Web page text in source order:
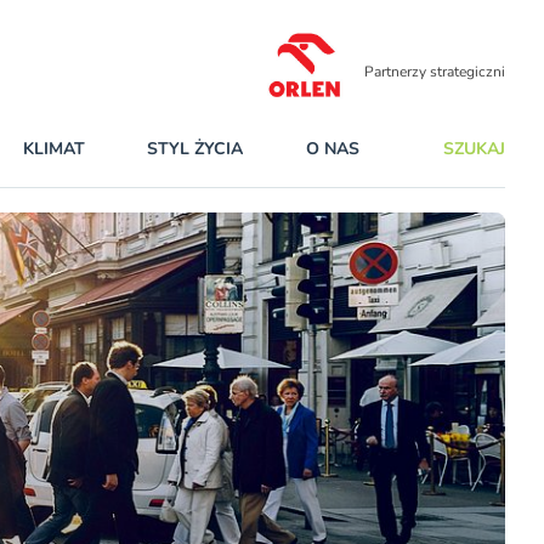
Partnerzy strategiczni
KLIMAT STYL ŻYCIA O NAS SZUKAJ